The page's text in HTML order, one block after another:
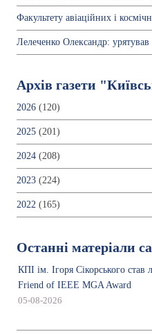
Факультету авіаційних і
Лелеченко Олександр: урятував
Архів газети
2026 (120)
2025 (201)
2024 (208)
2023 (224)
2022 (165)
Останні матеріали
КПІ ім. Ігоря Сікорського став
Friend of IEEE MGA Award
05-08-2026